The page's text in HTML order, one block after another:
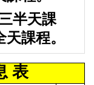
半天課
課程。
表